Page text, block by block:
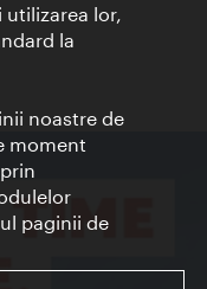
utilizarea lor,
la
noastre de
moment
paginii de